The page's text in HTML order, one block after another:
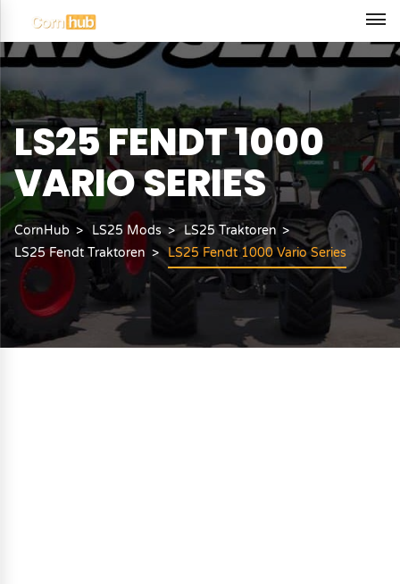
LS25 FENDT 1000
VARIO SERIES
CornHub LS25 Mods
LS25 Traktoren
LS25 Fendt Traktoren
LS25 Fendt 1000 Vario Series